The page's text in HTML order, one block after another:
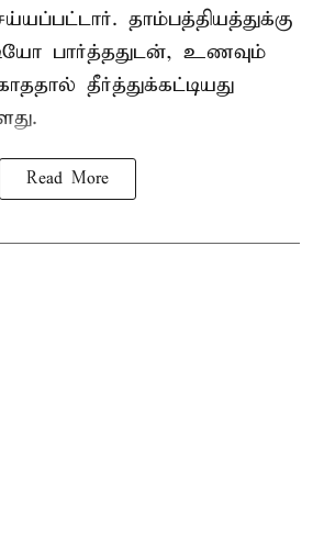
தாம்பத்தியத்துக்கு
பார்த்ததுடன், உணவும்
தீர்த்துக்கட்டியது
Read More